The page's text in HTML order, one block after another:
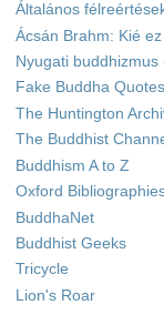
Általános
Ácsán Brahm: Kié
Nyugati
Fake Buddha Quotes
The Huntington
The Buddhist
Buddhism A to Z
Oxford
BuddhaNet
Buddhist Geeks
Tricycle
Lion's Roar